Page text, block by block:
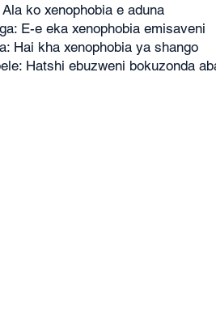
Ala ko xenophobia e aduna
E-e eka xenophobia emisaveni
Hai kha xenophobia ya shango
Hatshi ebuzweni bokuzonda